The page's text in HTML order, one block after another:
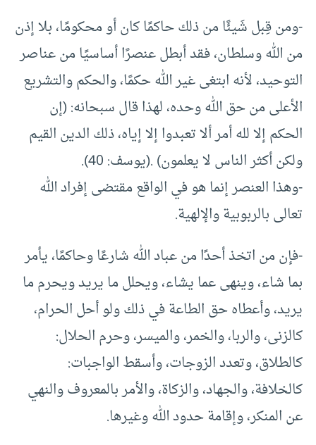
-ومن قِبل شَيئًا من ذلك حاكمًا كان أو محكومًا، بلا إذن
من الله وسلطان، فقد أبطل عنصرًا أساسيًا من عناصر
التوحيد، لأنه ابتغى غير الله حكمًا، والحكم والتشريع
الأعلى من حق الله وحده، لهذا قال سبحانه: (إن
الحكم إلا لله أمر ألا تعبدوا إلا إياه، ذلك الدين القيم
ولكن أكثر الناس لا يعلمون) .(يوسف: 40).
-وهذا العنصر إنما هو في الواقع مقتضى إفراد الله
تعالى بالربوبية والإلهية.
-فإن من اتخذ أحدًا من عباد الله شارعًا وحاكمًا، يأمر
بما شاء، وينهى عما يشاء، ويحلل ما يريد ويحرم ما
يريد، وأعطاه حق الطاعة في ذلك ولو أحل الحرام،
كالزنى، والربا، والخمر، والميسر، وحرم الحلال:
كالطلاق، وتعدد الزوجات، وأسقط الواجبات:
كالخلافة، والجهاد، والزكاة، والأمر بالمعروف والنهي
عن المنكر، وإقامة حدود الله وغيرها.